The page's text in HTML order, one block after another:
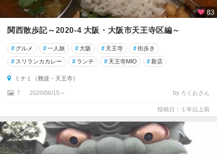
83
関西散歩記～2020-4 大阪・大阪市天王寺区編～
# グルメ #一人旅 # 大阪 # 天王寺 #街歩き
# スリランカカレー # ランチ # 天王寺MIO #新店
ミナミ（難波・天王寺）
7 2020/06/15～ by ろくおさん
投稿日：１年以上前